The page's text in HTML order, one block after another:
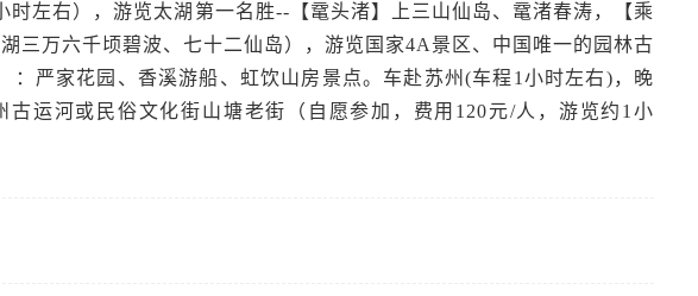
时左右），游览太湖第一名胜--【鼋头渚】上三山仙岛、鼋渚春涛，【乘
三万六千顷碧波、七十二仙岛），游览国家4A景区、中国唯一的园林古
：严家花园、香溪游船、虹饮山房景点。车赴苏州(车程1小时左右)，晚
古运河或民俗文化街山塘老街（自愿参加，费用120元/人，游览约1小